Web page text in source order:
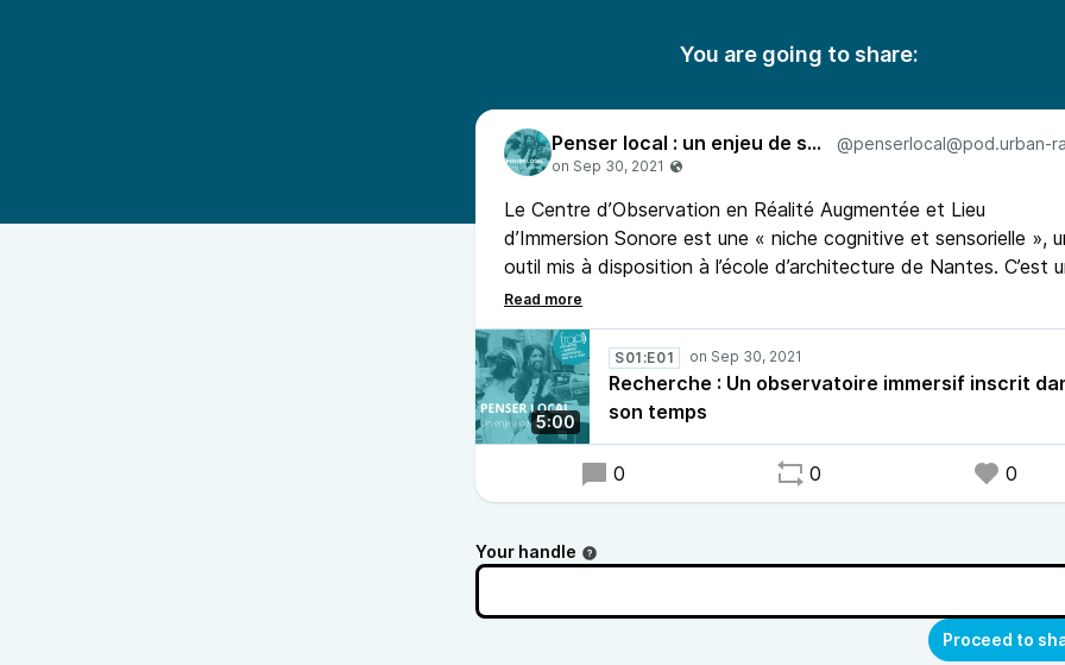
You are going to share:
Penser local : un enjeu de société
Le Centre d’Observation en Réalité Augmentée et Lieu
d’Immersion Sonore est une « niche cognitive et sensorielle »,
outil mis à disposition à l’école d’architecture de Nantes. C’est
projet pensé et réalisé intégralement à Nantes, en interaction
permanente avec des étudiants, des chercheurs, et des
locaux.
5:00
S01:E01
Recherche : Un observatoire immersif inscrit
son temps
0 0 0
Your handle
Proceed to